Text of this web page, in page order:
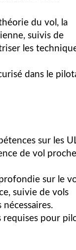
du vol, la
suivis de
les
dans le
sur les
de vol
sur le
suivie de vols
requises pour